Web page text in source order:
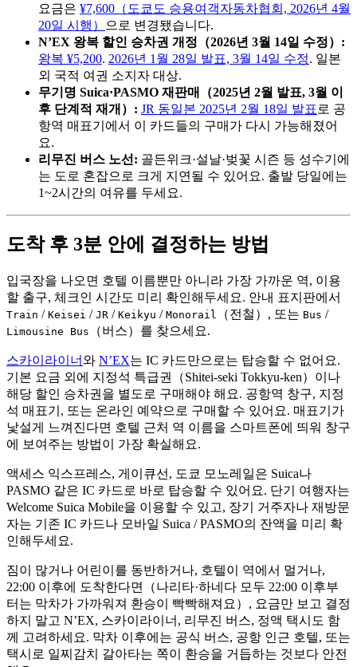
요금은 ¥7,600（도쿄도 승용여객자동차협회, 2026년 4월
20일 시행）
으로 변경됐습니다.
N’EX 왕복 할인 승차권 개정（2026년 3월 14일 수정）:
왕복 ¥5,200. 2026년 1월 28일 발표, 3월 14일 수정. 일본
외 국적 여권 소지자 대상.
무기명 Suica·PASMO 재판매（2025년 2월 발표, 3월 이
후 단계적 재개）: JR 동일본 2025년 2월 18일 발표 로 공
항역 매표기에서 이 카드들의 구매가 다시 가능해졌어
요.
리무진 버스 노선: 골든위크·설날·벚꽃 시즌 등 성수기에
는 도로 혼잡으로 크게 지연될 수 있어요. 출발 당일에는
1~2시간의 여유를 두세요.
도착 후 3분 안에 결정하는 방법
입국장을 나오면 호텔 이름뿐만 아니라 가장 가까운 역, 이용
할 출구, 체크인 시간도 미리 확인해두세요. 안내 표지판에서
Train / Keisei / JR / Keikyu / Monorail （전철）, 또는 Bus /
Limousine Bus （버스）를 찾으세요.
스카이라이너와 N’EX는 IC 카드만으로는 탑승할 수 없어요.
기본 요금 외에 지정석 특급권（Shitei-seki Tokkyu-ken）이나
해당 할인 승차권을 별도로 구매해야 해요. 공항역 창구, 지정
석 매표기, 또는 온라인 예약으로 구매할 수 있어요. 매표기가
낯설게 느껴진다면 호텔 근처 역 이름을 스마트폰에 띄워 창구
에 보여주는 방법이 가장 확실해요.
액세스 익스프레스, 게이큐선, 도쿄 모노레일은 Suica나
PASMO 같은 IC 카드로 바로 탑승할 수 있어요. 단기 여행자는
Welcome Suica Mobile을 이용할 수 있고, 장기 거주자나 재방문
자는 기존 IC 카드나 모바일 Suica / PASMO의 잔액을 미리 확
인해두세요.
짐이 많거나 어린이를 동반하거나, 호텔이 역에서 멀거나,
22:00 이후에 도착한다면（나리타·하네다 모두 22:00 이후부
터는 막차가 가까워져 환승이 빡빡해져요）, 요금만 보고 결정
하지 말고 N’EX, 스카이라이너, 리무진 버스, 정액 택시도 함
께 고려하세요. 막차 이후에는 공식 버스, 공항 인근 호텔, 또는
택시로 일찌감치 갈아타는 쪽이 환승을 거듭하는 것보다 안전